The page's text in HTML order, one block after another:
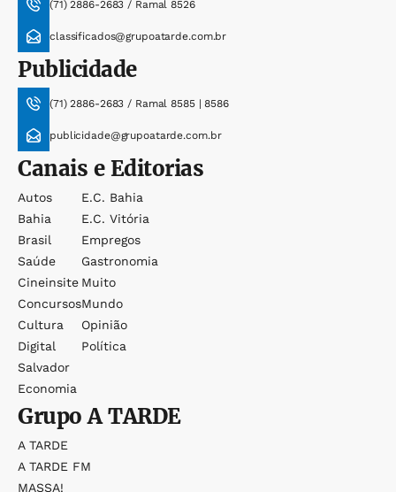
(71) 2886-2683 / Ramal 8526
classificados@grupoatarde.com.br
Publicidade
(71) 2886-2683 / Ramal 8585 | 8586
publicidade@grupoatarde.com.br
Canais e Editorias
Autos
Bahia
Brasil
Saúde
Cineinsite
Concursos
Cultura
Digital
Salvador
Economia
E.c. Bahia
E.c. Vitória
Empregos
Gastronomia
Muito
Mundo
Opinião
Política
GrupoA TARDE
A TARDE
A TARDE FM
MASSA!